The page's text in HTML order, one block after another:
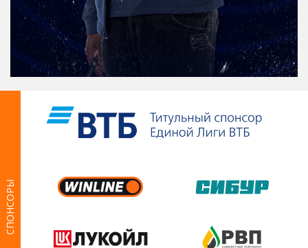
СПОНСОРЫ